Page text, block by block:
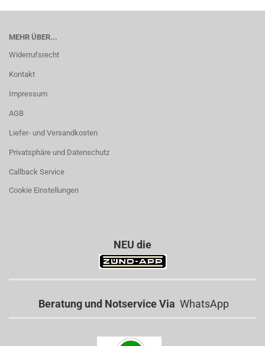
MEHR ÜBER...
Widerrufsrecht
Kontakt
Impressum
AGB
Liefer- und Versandkosten
Privatsphäre und Datenschutz
Callback Service
Cookie Einstellungen
NEU die
Beratung und Notservice Via WhatsApp